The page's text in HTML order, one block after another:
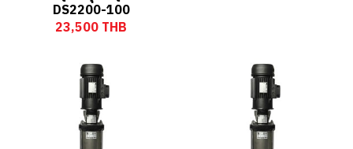
DS2200-100
23,500 THB